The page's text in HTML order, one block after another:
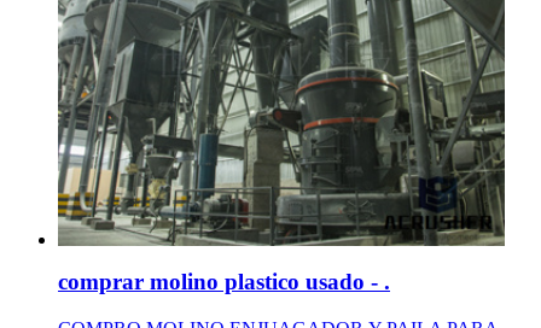
comprar molino plastico usado - .